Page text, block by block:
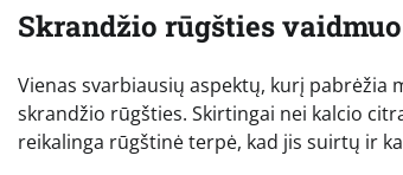
Skrandžio rūgšties
Vienas svarbiausių aspektų, kurį
skrandžio rūgšties. Skirtingai nei kalcio
reikalinga rūgštinė terpė, kad jis suirtų ir